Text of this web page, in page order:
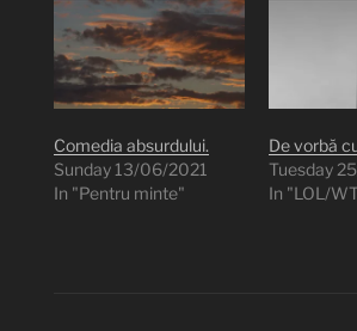
Comedia absurdului.
Sunday 13/06/2021
In "Pentru minte"
De vorbă
Tuesday
In "LOL/